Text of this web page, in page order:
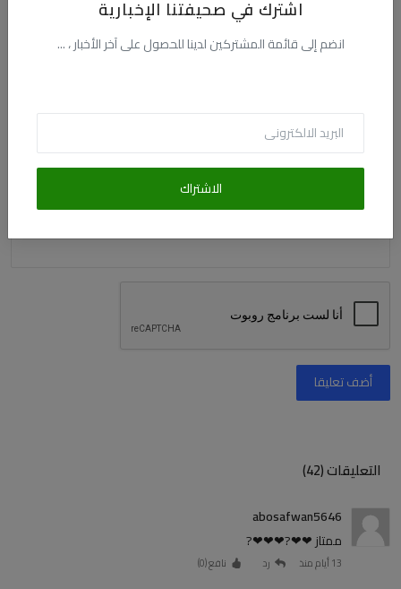
اشترك في صحيفتنا الإخبارية
انضم إلى قائمة المشتركين لدينا للحصول على آخر الأخبار ، ...
الاشتراك
التعليق
أضف تعليقا
التعليقات (42)
abosafwan5646
ممتاز ❤❤?❤❤❤?
13 أيام منذ رد نافع (0
)